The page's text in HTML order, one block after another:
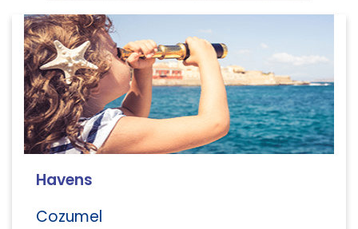
Havens
Cozumel